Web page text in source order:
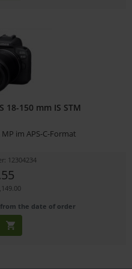
18-150 mm IS STM
im APS-C-Format
12304234
from the date of order